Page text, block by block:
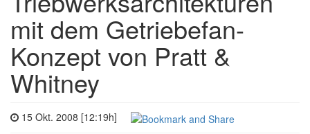
mit dem Getriebefan-
Konzept von Pratt &
Whitney
15 Okt. 2008 [12:19h]